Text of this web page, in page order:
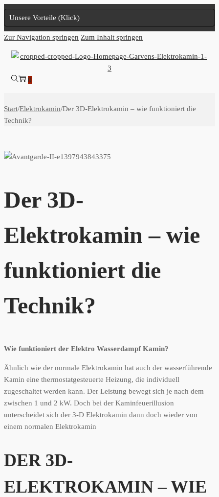
Unsere Vorteile (Klick)
Zur Navigation springen Zum Inhalt springen
0
Start/Elektrokamin/Der 3D-Elektrokamin – wie funktioniert die
Technik?
Der 3D-
Elektrokamin – wie
funktioniert die
Technik?
Wie funktioniert der Elektro Wasserdampf Kamin?
Ähnlich wie der normale Elektrokamin hat auch der wasserführende
Kamin eine thermostatgesteuerte Heizung, die individuell
zugeschaltet werden kann. Der Leistung bewegt sich je nach dem
zwischen 1 und 2 kW. Doch bei der Kaminfeuerillusion
unterscheidet sich der 3-D Elektrokamin dann doch wieder von
einem normalen Elektrokamin
DER 3D-
ELEKTROKAMIN – WIE